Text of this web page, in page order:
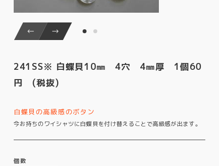
241SS※ 白蝶貝10㎜ 4穴 4㎜厚 1個60
円 (税抜)
白蝶貝の高級感のボタン
今お持ちのワイシャツに白蝶貝を付け替えることで高級感が出ます。
個数